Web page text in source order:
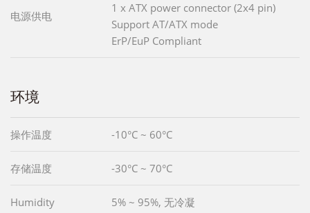
电源供电
1 x ATX power connector (2x4 pin)
Support AT/ATX mode
ErP/EuP Compliant
环境
操作温度 -10°C ~ 60°C
存储温度 -30°C ~ 70°C
Humidity 5% ~ 95%, 无冷凝